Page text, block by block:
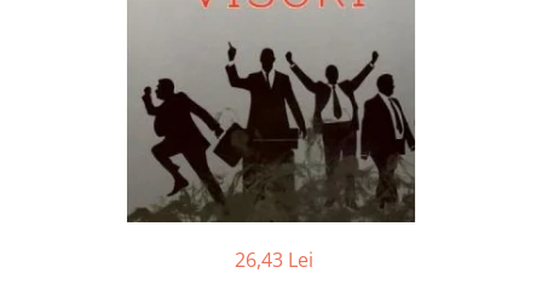
26,43 Lei